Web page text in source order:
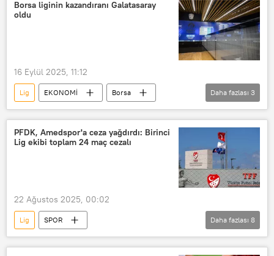
TFF 1. Lig
Borsa liginin kazandıranı Galatasaray
oldu
16 Eylül 2025, 11:12
Lig EKONOMİ
Borsa
Galatasaray
Fenerbahçe
Trabzonspor
Daha fazlası 3
PFDK, Amedspor'a ceza yağdırdı: Birinci
Lig ekibi toplam 24 maç cezalı
22 Ağustos 2025, 00:02
Lig
SPOR
Türkiye Futbol Federasyonu (TFF)
Daha fazlası 8